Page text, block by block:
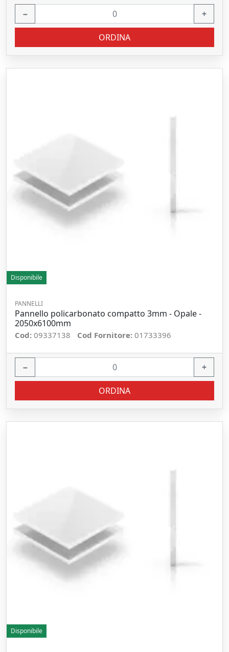
− +
ORDINA
Disponibile
PANNELLI
Pannello policarbonato compatto 3mm - Opale -
2050x6100mm
Cod: 09337138 Cod Fornitore: 01733396
− +
ORDINA
Disponibile